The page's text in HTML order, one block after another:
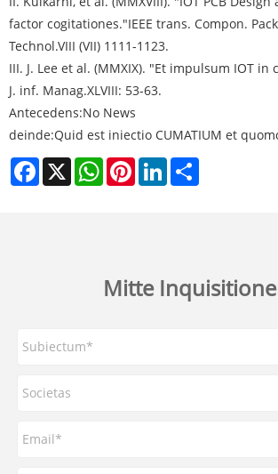
factor cogitationes."IEEE trans. Compon.
Technol.VIII (VII) 1111-1123.
III. J. Lee et al. (MMXIX). "Et impulsum IOT in
J. inf. Manag.XLVIII: 53-63.
Antecedens:No News
deinde:Quid est iniectio CUMATIUM et
Facebook
X WhatsAppPinterestLinkedIn
Mitte